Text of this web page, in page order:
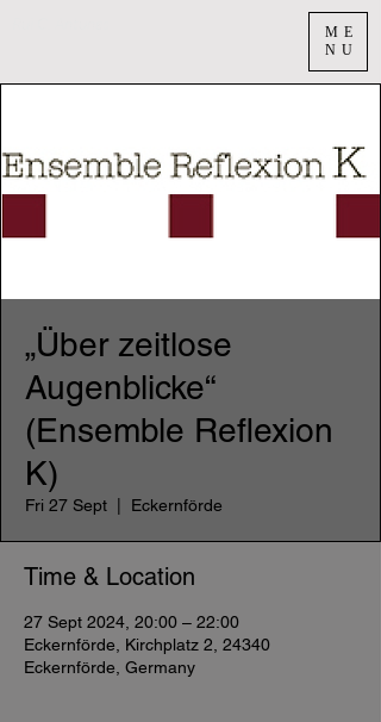
ME
NU
„Über zeitlose
Augenblicke“
(Ensemble Reflexion
K)
Fri 27 Sept Eckernförde
Time & Location
27 Sept 2024, 20:00 – 22:00
Eckernförde, Kirchplatz 2, 24340
Eckernförde, Germany